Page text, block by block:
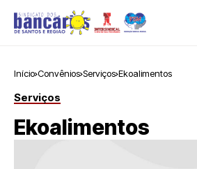
Início Convênios Serviços Ekoalimentos
Serviços
Ekoalimentos